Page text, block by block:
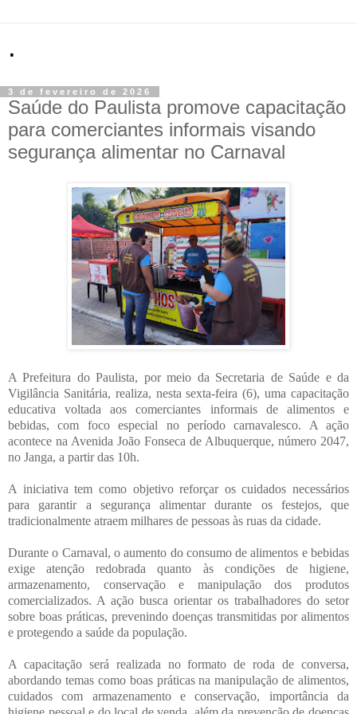
.
3 de fevereiro de 2026
Saúde do Paulista promove capacitação
para comerciantes informais visando
segurança alimentar no Carnaval
A Prefeitura do Paulista, por meio da Secretaria de Saúde e da
Vigilância Sanitária, realiza, nesta sexta-feira (6), uma capacitação
educativa voltada aos comerciantes informais de alimentos e
bebidas, com foco especial no período carnavalesco. A ação
acontece na Avenida João Fonseca de Albuquerque, número 2047,
no Janga, a partir das 10h.
A iniciativa tem como objetivo reforçar os cuidados necessários
para garantir a segurança alimentar durante os festejos, que
tradicionalmente atraem milhares de pessoas às ruas da cidade.
Durante o Carnaval, o aumento do consumo de alimentos e bebidas
exige atenção redobrada quanto às condições de higiene,
armazenamento, conservação e manipulação dos produtos
comercializados. A ação busca orientar os trabalhadores do setor
sobre boas práticas, prevenindo doenças transmitidas por alimentos
e protegendo a saúde da população.
A capacitação será realizada no formato de roda de conversa,
abordando temas como boas práticas na manipulação de alimentos,
cuidados com armazenamento e conservação, importância da